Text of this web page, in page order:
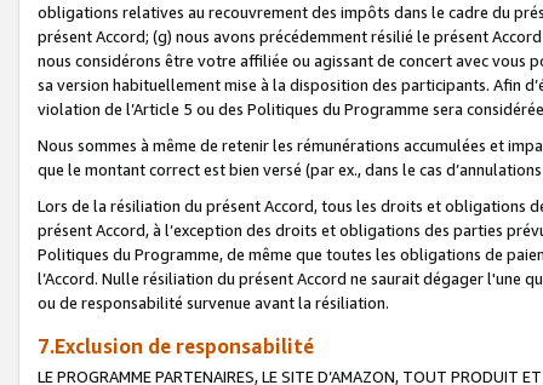
obligations relatives au recouvrement des impôts dans le cadre du
présent Accord; (g) nous avons précédemment résilié le présent
nous considérons être votre affiliée ou agissant de concert avec vous
sa version habituellement mise à la disposition des participants. Afin
violation de l’Article 5 ou des Politiques du Programme sera
Nous sommes à même de retenir les rémunérations accumulées et
que le montant correct est bien versé (par ex., dans le cas
Lors de la résiliation du présent Accord, tous les droits et obligations
présent Accord, à l’exception des droits et obligations des parties
Politiques du Programme, de même que toutes les obligations de
l’Accord. Nulle résiliation du présent Accord ne saurait dégager l'une
ou de responsabilité survenue avant la résiliation.
7.Exclusion de responsabilité
LE PROGRAMME PARTENAIRES, LE SITE D’AMAZON, TOUT PRODUIT